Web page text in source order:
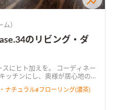
）
のリビング・ダ
えを。 コーディネー
ッチンにし、奥様が居心地の
。ナチュラル#フローリング(濃茶)